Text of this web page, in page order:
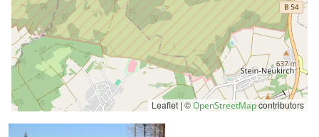
Leaflet | ©OpenStreetMapcontributors